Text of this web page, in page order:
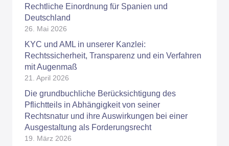
Rechtliche Einordnung für Spanien und
Deutschland
26. Mai 2026
KYC und AML in unserer Kanzlei:
Rechtssicherheit, Transparenz und ein Verfahren
mit Augenmaß
21. April 2026
Die grundbuchliche Berücksichtigung des
Pflichtteils in Abhängigkeit von seiner
Rechtsnatur und ihre Auswirkungen bei einer
Ausgestaltung als Forderungsrecht
19. März 2026